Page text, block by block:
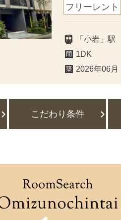
フリーレント
「小岩」
1DK
2026年06月
こだわり条件